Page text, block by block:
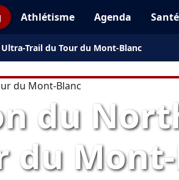
Athlétisme Agenda Santé
Trail du Tour du Mont-Blanc
du
du